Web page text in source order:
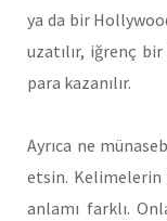
ya da bir
uzatılır, iğrenç
para kazanılır.
Ayrıca ne
etsin. Kelimelerin
anlamı farklı.